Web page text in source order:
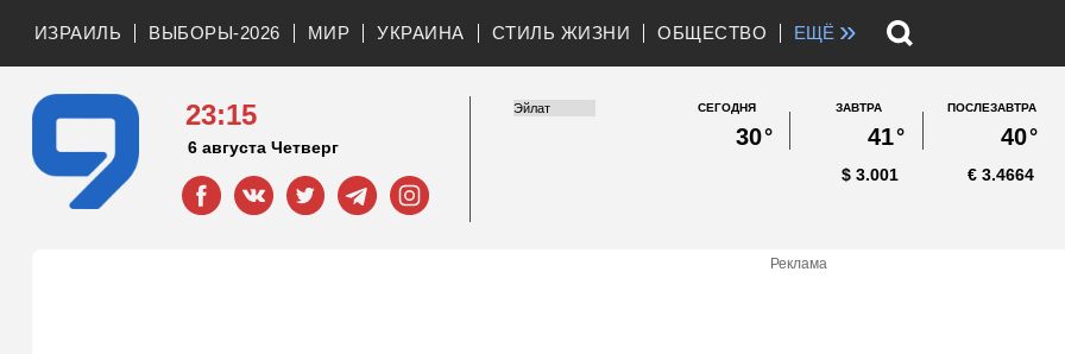
ИЗРАИЛЬ ВЫБОРЫ-2026 МИР УКРАИНА СТИЛЬ ЖИЗНИ ОБЩЕСТВО ЕЩЁ »
23:15
6 августа Четверг
СЕГОДНЯ
30°
ЗАВТРА
41°
ПОСЛЕЗАВТРА
40°
3.001
$ 3.4664
€
Реклама